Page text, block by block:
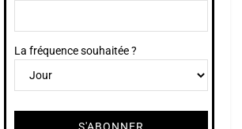
La fréquence souhaitée ?